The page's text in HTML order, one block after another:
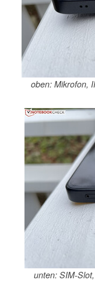
oben: Mikrofon,
unten: SIM-